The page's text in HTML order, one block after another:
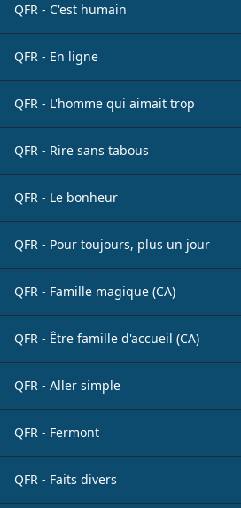
QFR - C'est humain
QFR - En ligne
QFR - L'homme qui aimait trop
QFR - Rire sans tabous
QFR - Le bonheur
QFR - Pour toujours, plus un jour
QFR - Famille magique (CA)
QFR - Être famille d'accueil (CA)
QFR - Aller simple
QFR - Fermont
QFR - Faits divers